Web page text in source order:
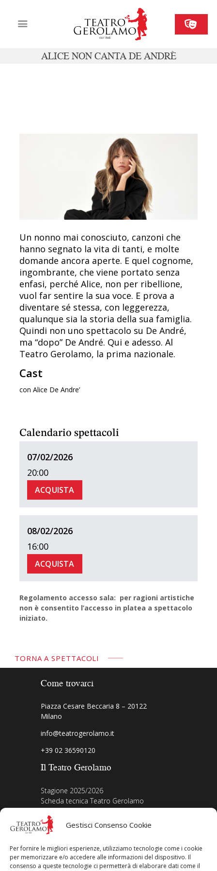
Gestisci Consenso Cookie
Per fornire le migliori esperienze, utilizziamo tecnologie come i cookie
per memorizzare e/o accedere alle informazioni del dispositivo. Il
consenso a queste tecnologie ci permetterà di elaborare dati come il
ALICE NON CANTA DE ANDRÈ
Un nonno mai conosciuto, canzoni che
hanno segnato la vita di tanti, e molte
domande ancora aperte. E quel cognome,
ingombrante, che viene portato senza
enfasi, perché Alice, non per ribellione,
vuol far sentire la sua voce. E prova a
diventare sé stessa, con leggerezza,
qualunque sia la storia della sua famiglia.
Quindi non uno spettacolo su De André,
ma “dopo” De André. Qui e adesso. Al
Teatro Gerolamo, la prima nazionale.
Cast
con Alice De Andre’
Calendario spettacoli
07/02/2026
20:00
ACQUISTA
08/02/2026
16:00
ACQUISTA
Regolamento accesso sala: per ragioni artistiche
non è consentito l’accesso in platea a spettacolo
iniziato.
TORNA A SPETTACOLI
Come trovarci
Piazza Cesare Beccaria 8 – 20122
Milano
info@teatrogerolamo.it
+39 02 36590120
Il Teatro Gerolamo
Stagione 2025/2026
Scheda tecnica Teatro Gerolamo
Biografia Direttore
Acquista i biglietti
La nostra storia
Area legale